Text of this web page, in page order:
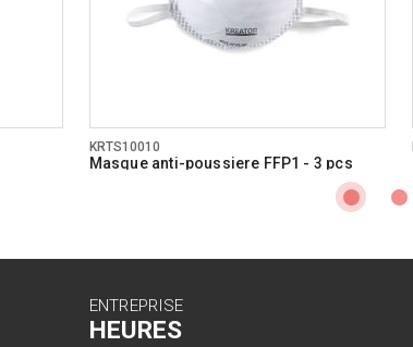
KRTS10010
Masque anti-poussiere FFP1 - 3 pcs
ENTREPRISE
HEURES